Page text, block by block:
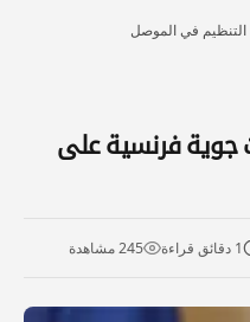
جوية فرنسية على
1 دقائق قراءة 245 مشاهدة